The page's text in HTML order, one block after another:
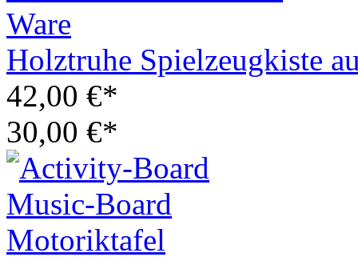
Holztruhe Spielzeugkiste
42,00 €*
30,00 €*